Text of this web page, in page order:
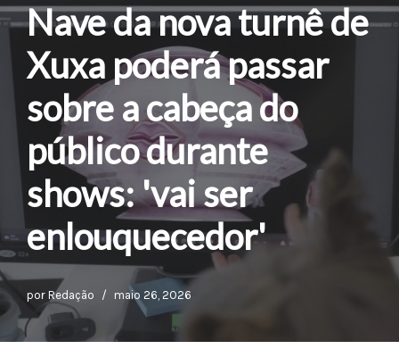
Nave da nova turnê de
Xuxa poderá passar
sobre a cabeça do
público durante
shows: 'vai ser
enlouquecedor'
por Redação maio 26, 2026